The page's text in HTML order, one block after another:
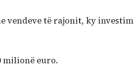
vendeve të rajonit, ky investim
milionë euro.